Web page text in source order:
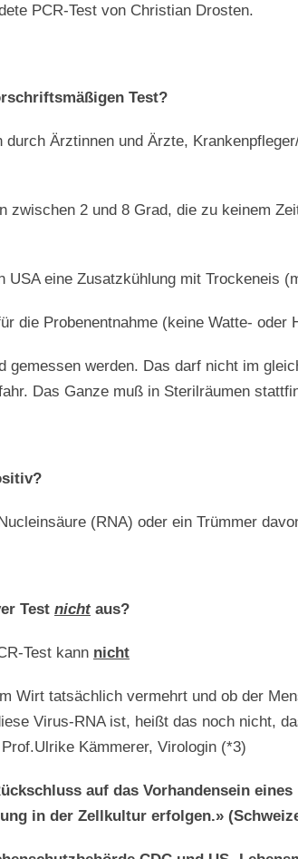
PCR-Test von Christian Drosten.
Test?
Ärztinnen und Ärzte,
zwischen 2 und 8 Grad, die zu keinem
eine Zusatzkühlung mit Trockeneis
die Probenentnahme (keine Watte- oder
werden. Das darf nicht im
Das Ganze muß in Sterilräumen
(RNA) oder ein Trümmer
Test nichtaus?
Test kann nicht
Wirt tatsächlich vermehrt und ob der
Virus-RNA ist, heißt das noch nicht,
Kämmerer, Virologin (*3)
auf das Vorhandensein
in der Zellkultur erfolgen.»